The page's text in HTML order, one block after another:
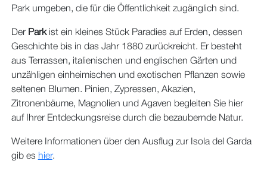
Park umgeben, die für die Öffentlichkeit zugänglich sind.
Der Parkist ein kleines Stück Paradies auf Erden, dessen
Geschichte bis in das Jahr 1880 zurückreicht. Er besteht
aus Terrassen, italienischen und englischen Gärten und
unzähligen einheimischen und exotischen Pflanzen sowie
seltenen Blumen. Pinien, Zypressen, Akazien,
Zitronenbäume, Magnolien und Agaven begleiten Sie hier
auf Ihrer Entdeckungsreise durch die bezaubernde Natur.
Weitere Informationen über den Ausflug zur Isola del Garda
gib es hier.